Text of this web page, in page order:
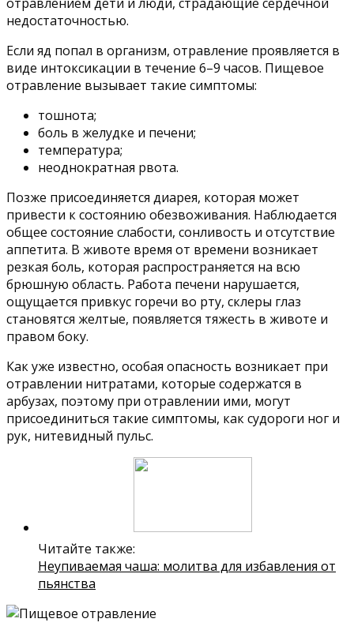
отравлением дети и люди, страдающие сердечной
недостаточностью.
Если яд попал в организм, отравление проявляется в
виде интоксикации в течение 6–9 часов. Пищевое
отравление вызывает такие симптомы:
тошнота;
боль в желудке и печени;
температура;
неоднократная рвота.
Позже присоединяется диарея, которая может
привести к состоянию обезвоживания. Наблюдается
общее состояние слабости, сонливость и отсутствие
аппетита. В животе время от времени возникает
резкая боль, которая распространяется на всю
брюшную область. Работа печени нарушается,
ощущается привкус горечи во рту, склеры глаз
становятся желтые, появляется тяжесть в животе и
правом боку.
Как уже известно, особая опасность возникает при
отравлении нитратами, которые содержатся в
арбузах, поэтому при отравлении ими, могут
присоединиться такие симптомы, как судороги ног и
рук, нитевидный пульс.
Читайте также:
Неупиваемая чаша: молитва для избавления от
пьянства